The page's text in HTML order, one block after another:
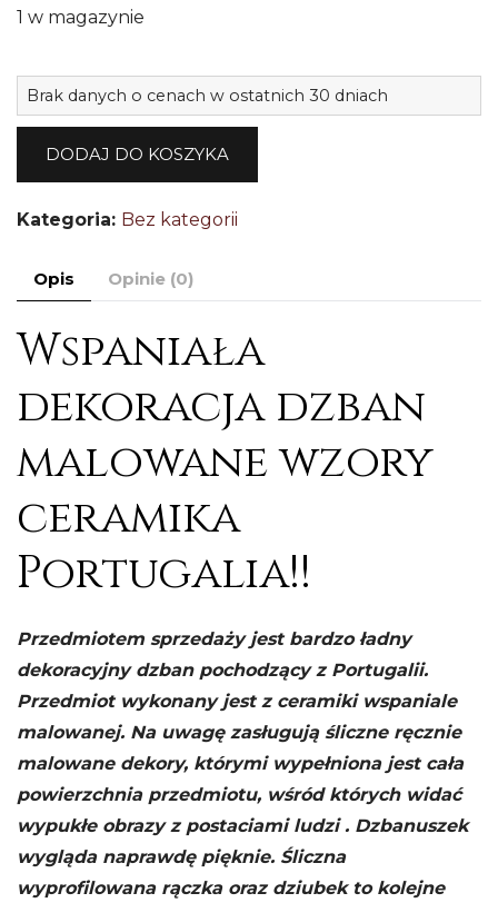
1 w magazynie
Brak danych o cenach w ostatnich 30 dniach
DODAJ DO KOSZYKA
Kategoria: Bez kategorii
Opis Opinie (0)
Wspaniała
dekoracja dzban
malowane wzory
ceramika
Portugalia!!
Przedmiotem sprzedaży jest bardzo ładny
dekoracyjny dzban pochodzący z Portugalii.
Przedmiot wykonany jest z ceramiki wspaniale
malowanej. Na uwagę zasługują śliczne ręcznie
malowane dekory, którymi wypełniona jest cała
powierzchnia przedmiotu, wśród których widać
wypukłe obrazy z postaciami ludzi . Dzbanuszek
wygląda naprawdę pięknie. Śliczna
wyprofilowana rączka oraz dziubek to kolejne